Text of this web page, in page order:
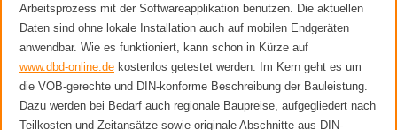
Arbeitsprozess mit der Softwareapplikation benutzen. Die aktuellen
Daten sind ohne lokale Installation auch auf mobilen Endgeräten
anwendbar. Wie es funktioniert, kann schon in Kürze auf
www.dbd-online.de kostenlos getestet werden. Im Kern geht es um
die VOB-gerechte und DIN-konforme Beschreibung der Bauleistung.
Dazu werden bei Bedarf auch regionale Baupreise, aufgegliedert nach
Teilkosten und Zeitansätze sowie originale Abschnitte aus DIN-